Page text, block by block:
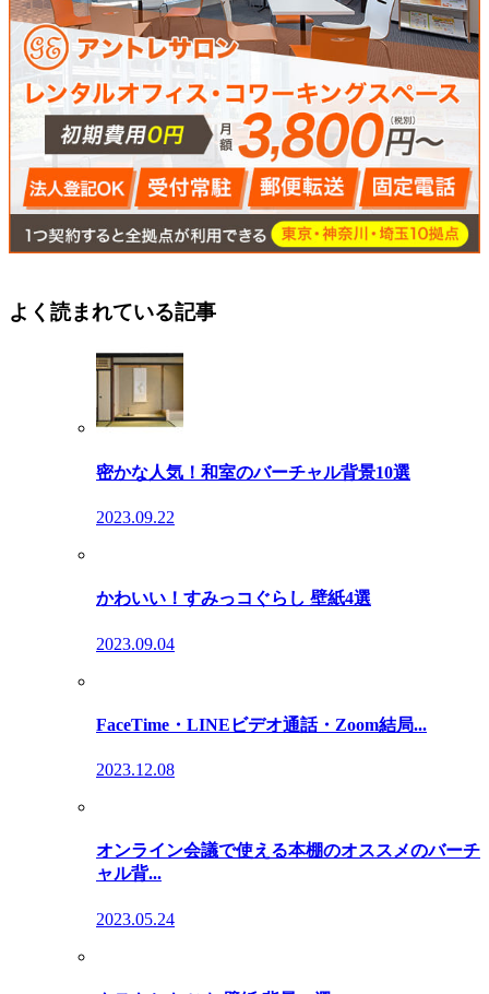
よく読まれている記事
密かな人気！和室のバーチャル背景10選
2023.09.22
かわいい！すみっコぐらし 壁紙4選
2023.09.04
FaceTime・LINEビデオ通話・Zoom結局...
2023.12.08
オンライン会議で使える本棚のオススメのバーチ
ャル背...
2023.05.24